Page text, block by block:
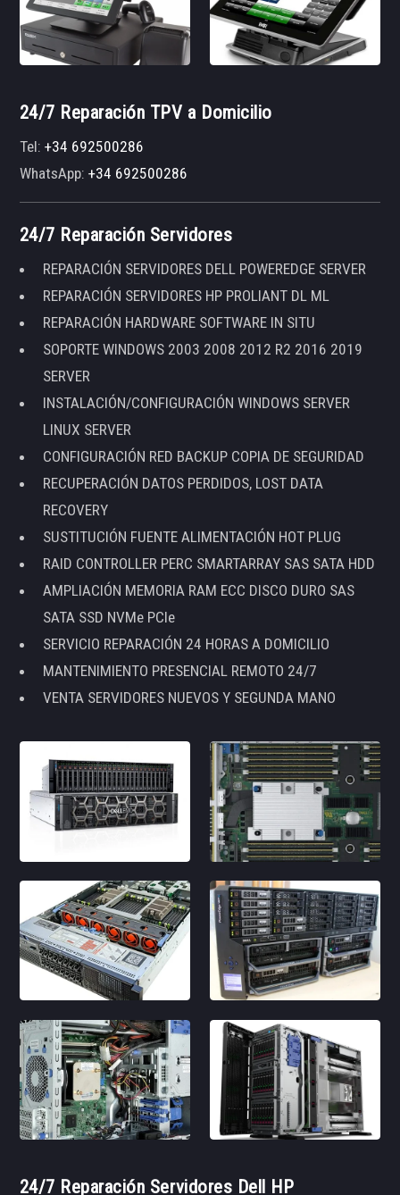
24/7 Reparación TPV a Domicilio
Tel:+34 692500286
WhatsApp:+34 692500286
24/7 Reparación Servidores
REPARACIÓN SERVIDORES DELL POWEREDGE SERVER
REPARACIÓN SERVIDORES HP PROLIANT DL ML
REPARACIÓN HARDWARE SOFTWARE IN SITU
SOPORTE WINDOWS 2003 2008 2012 R2 2016 2019
SERVER
INSTALACIÓN/CONFIGURACIÓN WINDOWS SERVER
LINUX SERVER
CONFIGURACIÓN RED BACKUP COPIA DE SEGURIDAD
RECUPERACIÓN DATOS PERDIDOS, LOST DATA
RECOVERY
SUSTITUCIÓN FUENTE ALIMENTACIÓN HOT PLUG
RAID CONTROLLER PERC SMARTARRAY SAS SATA HDD
AMPLIACIÓN MEMORIA RAM ECC DISCO DURO SAS
SATA SSD NVMe PCIe
SERVICIO REPARACIÓN 24 HORAS A DOMICILIO
MANTENIMIENTO PRESENCIAL REMOTO 24/7
VENTA SERVIDORES NUEVOS Y SEGUNDA MANO
24/7 Reparación Servidores Dell HP